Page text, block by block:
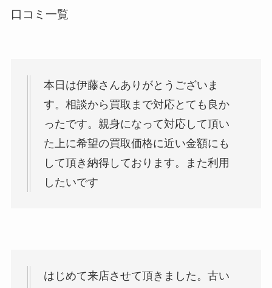
口コミ一覧
本日は伊藤さんありがとうございま
す。相談から買取まで対応とても良か
ったです。親身になって対応して頂い
た上に希望の買取価格に近い金額にも
して頂き納得しております。また利用
したいです
はじめて来店させて頂きました。古い